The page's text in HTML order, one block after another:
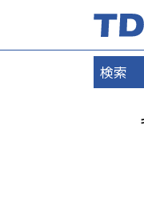
検索